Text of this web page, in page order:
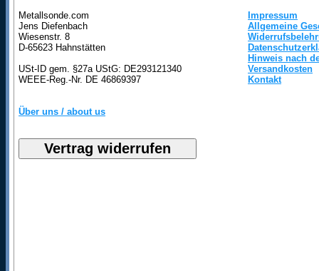
Metallsonde.com
Jens Diefenbach
Wiesenstr. 8
D-65623 Hahnstätten
USt-ID gem. §27a UStG: DE293121340
WEEE-Reg.-Nr. DE 46869397
Über uns / about us
Impressum
Allgemeine
Hinweis nach
Versandkosten
Kontakt